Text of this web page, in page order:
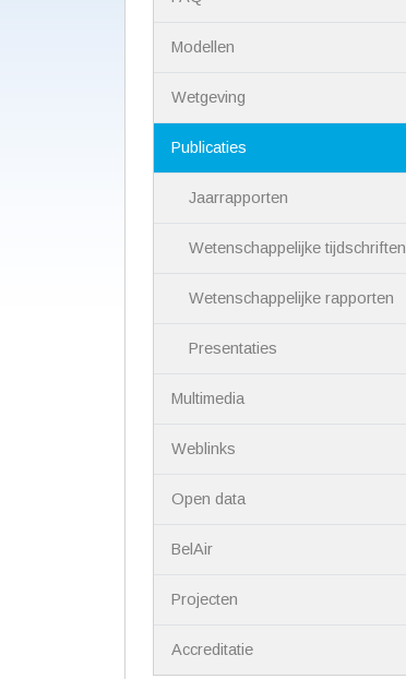
i
Modellen
Wetgeving
Publicaties
Jaarrapporten
Wetenschappelijke tijdschriften
Wetenschappelijke rapporten
Presentaties
Multimedia
Weblinks
Open data
BelAir
Projecten
Accreditatie